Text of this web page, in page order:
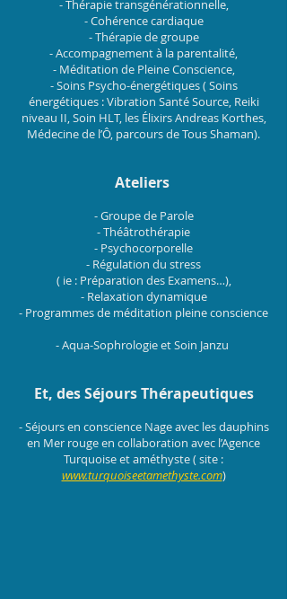
- Thérapie transgénérationnelle,
- Cohérence cardiaque
- Thérapie de groupe
- Accompagnement à la parentalité,
- Méditation de Pleine Conscience,
- Soins Psycho-énergétiques ( Soins
énergétiques : Vibration Santé Source, Reiki
niveau II, Soin HLT, les Élixirs Andreas Korthes,
Médecine de l’Ô, parcours de Tous Shaman).
Ateliers
- Groupe de Parole
- Théâtrothérapie
- Psychocorporelle
- Régulation du stress
( ie : Préparation des Examens…),
- Relaxation dynamique
- Programmes de méditation pleine conscience
- Aqua-Sophrologie et Soin Janzu
Et, des Séjours Thérapeutiques
- Séjours en conscience Nage avec les dauphins
en Mer rouge en collaboration avec l’Agence
Turquoise et améthyste ( site :
www.turquoiseetamethyste.com)